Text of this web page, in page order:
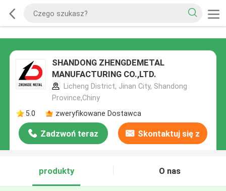
SHANDONG ZHENGDEMETAL
MANUFACTURING CO.,LTD.
Licheng District, Jinan City, Shandong
Province,Chiny
5.0
zweryfikowane Dostawca
Zadzwoń teraz Skontaktuj się z
produkty
O nas